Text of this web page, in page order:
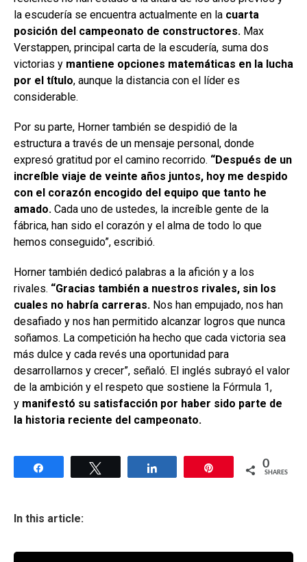
la escudería se encuentra actualmente en la cuarta
posición del campeonato de constructores. Max
Verstappen, principal carta de la escudería, suma dos
victorias y mantiene opciones matemáticas en la lucha
por el título, aunque la distancia con el líder es
considerable.
Por su parte, Horner también se despidió de la
estructura a través de un mensaje personal, donde
expresó gratitud por el camino recorrido. “Después de un
increíble viaje de veinte años juntos, hoy me despido
con el corazón encogido del equipo que tanto he
amado. Cada uno de ustedes, la increíble gente de la
fábrica, han sido el corazón y el alma de todo lo que
hemos conseguido”, escribió.
Horner también dedicó palabras a la afición y a los
rivales. “Gracias también a nuestros rivales, sin los
cuales no habría carreras. Nos han empujado, nos han
desafiado y nos han permitido alcanzar logros que nunca
soñamos. La competición ha hecho que cada victoria sea
más dulce y cada revés una oportunidad para
desarrollarnos y crecer”, señaló. El inglés subrayó el valor
de la ambición y el respeto que sostiene la Fórmula 1,
y manifestó su satisfacción por haber sido parte de
la historia reciente del campeonato.
0
SHARES
In this article: